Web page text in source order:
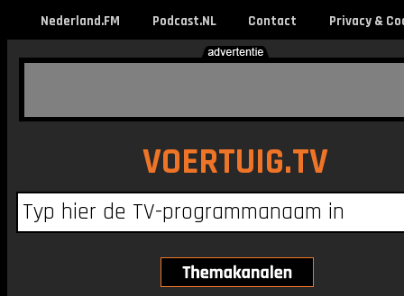
Nederland.FM Podcast.NL Contact Privacy &
VOERTUIG.TV